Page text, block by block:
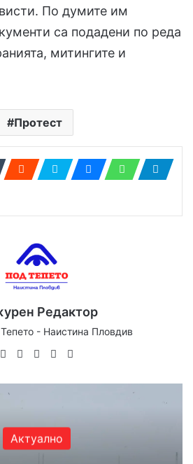
По думите им
са подадени по реда
митингите и
Протест
Редактор
- Наистина Пловдив
WebsiteFacebook
X YouTube
Актуално